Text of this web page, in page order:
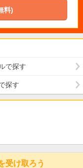
料)
で探す
探す
受け取ろう